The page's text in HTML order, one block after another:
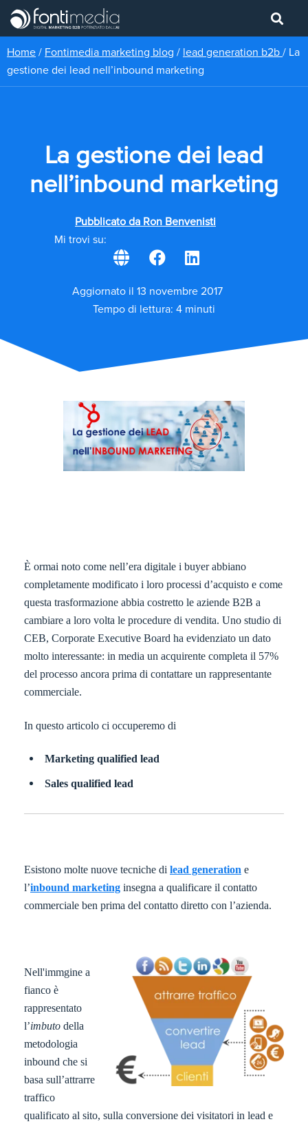
Home / Fontimedia marketing blog / lead generation b2b / La
gestione dei lead nell’inbound marketing
La gestione dei lead
nell’inbound marketing
Pubblicato da Ron Benvenisti
Mi trovi su:
Aggiornato il 13 novembre 2017
Tempo di lettura: 4 minuti
È ormai noto come nell’era digitale i buyer abbiano
completamente modificato i loro processi d’acquisto e come
questa trasformazione abbia costretto le aziende B2B a
cambiare a loro volta le procedure di vendita. Uno studio di
CEB, Corporate Executive Board ha evidenziato un dato
molto interessante: in media un acquirente completa il 57%
del processo ancora prima di contattare un rappresentante
commerciale.
In questo articolo ci occuperemo di
Marketing qualified lead
Sales qualified lead
Esistono molte nuove tecniche di lead generation e
l’inbound marketing insegna a qualificare il contatto
commerciale ben prima del contatto diretto con l’azienda.
Nell'immgine a
fianco è
rappresentato
l’imbuto della
metodologia
inbound che si
basa sull’attrarre
traffico
qualificato al sito, sulla conversione dei visitatori in lead e